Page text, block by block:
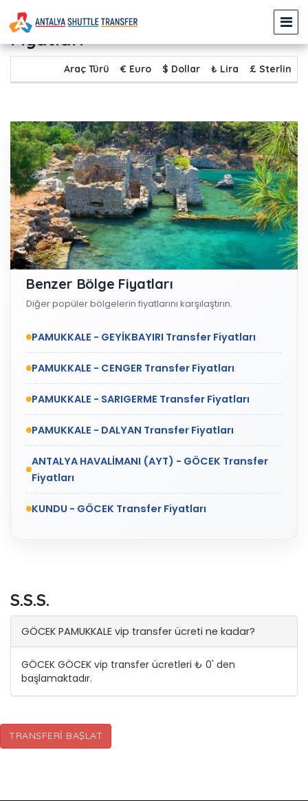
PAMUKKALE - GÖCEK Transfer
Fiyatları
Araç Türü € Euro $ Dollar ₺ Lira £ Sterlin
Benzer Bölge Fiyatları
Diğer popüler bölgelerin fiyatlarını karşılaştırın.
PAMUKKALE - GEYİKBAYIRI Transfer Fiyatları
PAMUKKALE - CENGER Transfer Fiyatları
PAMUKKALE - SARIGERME Transfer Fiyatları
PAMUKKALE - DALYAN Transfer Fiyatları
ANTALYA HAVALİMANI (AYT) - GÖCEK Transfer
Fiyatları
KUNDU - GÖCEK Transfer Fiyatları
S.S.S.
GÖCEK PAMUKKALE vip transfer ücreti ne kadar?
GÖCEK GÖCEK vip transfer ücretleri ₺ 0' den
başlamaktadır.
TRANSFERI BAŞLAT